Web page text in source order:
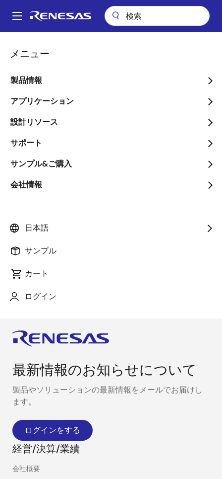
ン
Main
メニュー
製品情報
アプリケーション
設計リソース
サポート
サンプル&ご購入
会社情報
日本語
サンプル
カート
ログイン
パ
ン
く
ず
スマート・コンフィグレータ機能 - プロジェクト間でコンポーネント
スマート・コンフィグレー
タ機能 - プロジェクト間で
コンポーネントの設定を簡
単に移行
2022年3月17日
このビデオについて
し、プロジェクト間でコンポーネントの設定を簡単に
最新情報のお知らせについて
製品やソリューションの最新情報をメールでお届けし
ます。
ログインをする
経営/決算/業績
会社概要